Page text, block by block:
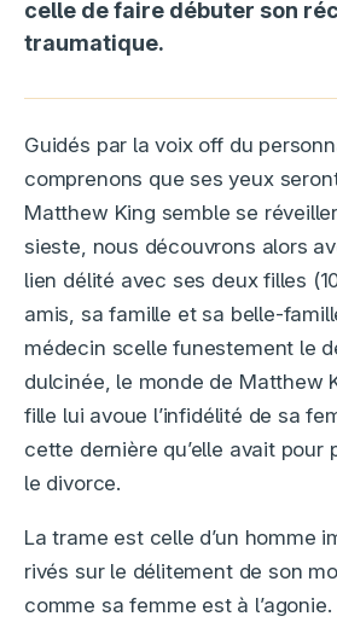
celle de faire débuter son
traumatique.
Guidés par la voix off du
comprenons que ses yeux
Matthew King semble se
sieste, nous découvrons alors
lien délité avec ses deux filles
amis, sa famille et sa belle-
médecin scelle funestement le
dulcinée, le monde de Matthew
fille lui avoue l’infidélité de sa
cette dernière qu’elle avait pour
le divorce.
La trame est celle d’un homme
rivés sur le délitement de son
comme sa femme est à l’agonie.